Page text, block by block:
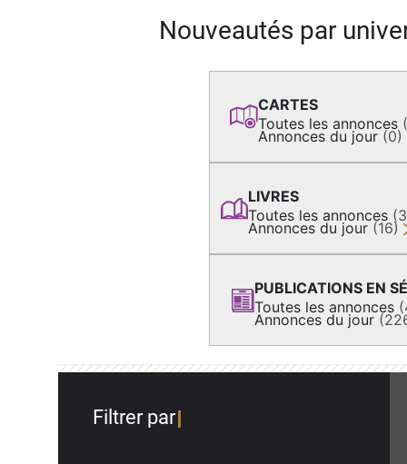
Nouveautés par
CARTES
Toutes les annonces
Annonces du jour (0)
LIVRES
Toutes les annonces
Annonces du jour (16)
PUBLICATIONS EN
Toutes les annonces
Annonces du jour
Filtrer par